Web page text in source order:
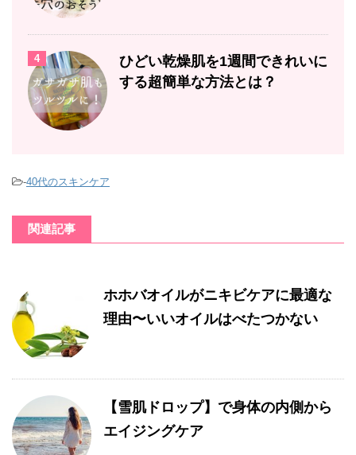
4
ひどい乾燥肌を1週間できれいに
する超簡単な方法とは？
-40代のスキンケア
関連記事
ホホバオイルがニキビケアに最適な
理由〜いいオイルはべたつかない
【雪肌ドロップ】で身体の内側から
エイジングケア